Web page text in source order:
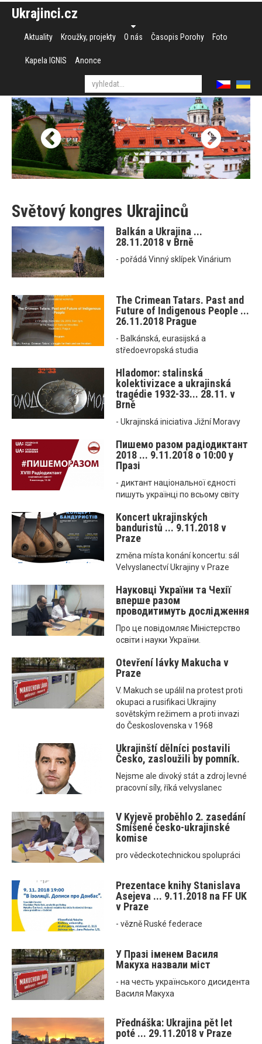
Ukrajinci.cz
Aktuality Kroužky, projekty O nás Časopis Porohy Foto
Kapela IGNIS Anonce
Světový kongres Ukrajinců
Balkán a Ukrajina ...
28.11.2018 v Brně
- pořádá Vinný sklípek Vinárium
The Crimean Tatars. Past and
Future of Indigenous People ...
26.11.2018 Prague
- Balkánská, eurasijská a
středoevropská studia
Hladomor: stalinská
kolektivizace a ukrajinská
tragédie 1932-33... 28.11. v
Brně
- Ukrajinská iniciativa Jižní Moravy
Пишемо разом радіодиктант
2018 ... 9.11.2018 o 10:00 у
Празі
- диктант національної єдності
пишуть українці по всьому світу
Koncert ukrajinských
banduristů ... 9.11.2018 v
Praze
změna místa konání koncertu: sál
Velvyslanectví Ukrajiny v Praze
Науковці України та Чехії
вперше разом
проводитимуть дослідження
Про це повідомляє Міністерство
освіти і науки України.
Otevření lávky Makucha v
Praze
V. Makuch se upálil na protest proti
okupaci a rusifikaci Ukrajiny
sovětským režimem a proti invazi
do Československa v 1968
Ukrajinští dělníci postavili
Česko, zasloužili by pomník.
Nejsme ale divoký stát a zdroj levné
pracovní síly, říká velvyslanec
V Kyjevě proběhlo 2. zasedání
Smíšené česko-ukrajinské
komise
pro vědeckotechnickou spolupráci
Prezentace knihy Stanislava
Asejeva ... 9.11.2018 na FF UK
v Praze
- vězně Ruské federace
У Празі іменем Василя
Макуха назвали міст
- на честь українського дисидента
Василя Макуха
Přednáška: Ukrajina pět let
poté ... 29.11.2018 v Praze